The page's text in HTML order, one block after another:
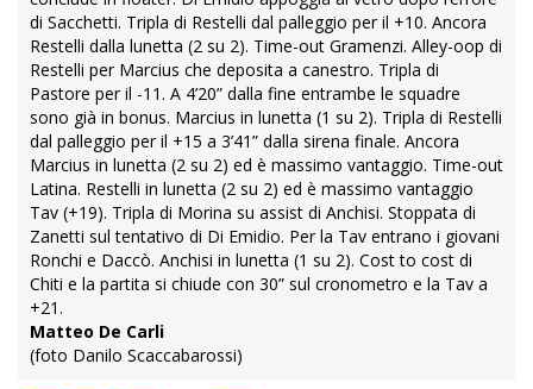
di Sacchetti. Tripla di Restelli dal palleggio per il +10. Ancora
Restelli dalla lunetta (2 su 2). Time-out Gramenzi. Alley-oop di
Restelli per Marcius che deposita a canestro. Tripla di
Pastore per il -11. A 4’20” dalla fine entrambe le squadre
sono già in bonus. Marcius in lunetta (1 su 2). Tripla di Restelli
dal palleggio per il +15 a 3’41” dalla sirena finale. Ancora
Marcius in lunetta (2 su 2) ed è massimo vantaggio. Time-out
Latina. Restelli in lunetta (2 su 2) ed è massimo vantaggio
Tav (+19). Tripla di Morina su assist di Anchisi. Stoppata di
Zanetti sul tentativo di Di Emidio. Per la Tav entrano i giovani
Ronchi e Daccò. Anchisi in lunetta (1 su 2). Cost to cost di
Chiti e la partita si chiude con 30” sul cronometro e la Tav a
+21.
Matteo De Carli
(foto Danilo Scaccabarossi)